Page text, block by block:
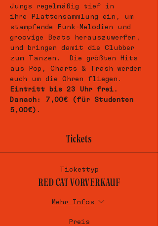
Jungs regelmäßig tief in
ihre Plattensammlung ein, um
stampfende Funk-Melodien und
groovige Beats herauszuwerfen,
und bringen damit die Clubber
zum Tanzen.  Die größten Hits
aus Pop, Charts & Trash werden
euch um die Ohren fliegen.
Eintritt bis 23 Uhr frei.
Danach: 7,00€ (für Studenten
5,00€).
Tickets
Tickettyp
RED CAT VORVERKAUF
Mehr Infos
Preis